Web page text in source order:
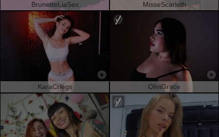
BrunetteLiaSex MisseScarleth
KaraCriegs OliviGrace